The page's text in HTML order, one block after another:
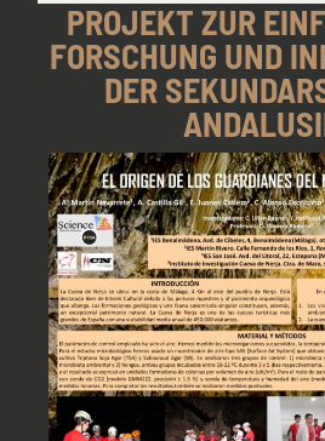
PROJEKT ZUR
FORSCHUNG UND
DER